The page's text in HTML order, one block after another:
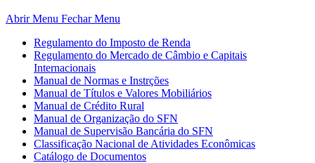
Abrir Menu Fechar Menu
Regulamento do Imposto de Renda
Regulamento do Mercado de Câmbio e Capitais
Internacionais
Manual de Normas e Instrções
Manual de Títulos e Valores Mobiliários
Manual de Crédito Rural
Manual de Organização do SFN
Manual de Supervisão Bancária do SFN
Classificação Nacional de Atividades Econômicas
Catálogo de Documentos